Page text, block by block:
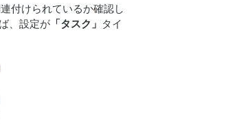
付けられているか確認し
、設定が 「タスク」 タイ